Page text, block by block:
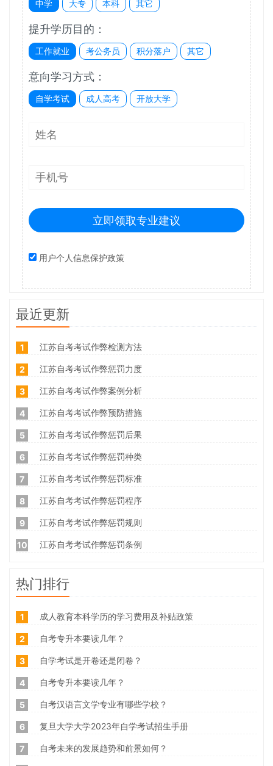
中学 大专 本科 其它
提升学历目的：
工作就业 考公务员 积分落户 其它
意向学习方式：
自学考试 成人高考 开放大学
立即领取专业建议
用户个人信息保护政策
最近更新
1 江苏自考考试作弊检测方法
2 江苏自考考试作弊惩罚力度
3 江苏自考考试作弊案例分析
4 江苏自考考试作弊预防措施
5 江苏自考考试作弊惩罚后果
6 江苏自考考试作弊惩罚种类
7 江苏自考考试作弊惩罚标准
8 江苏自考考试作弊惩罚程序
9 江苏自考考试作弊惩罚规则
10 江苏自考考试作弊惩罚条例
热门排行
1 成人教育本科学历的学习费用及补贴政策
2 自考专升本要读几年？
3 自学考试是开卷还是闭卷？
4 自考专升本要读几年？
5 自考汉语言文学专业有哪些学校？
6 复旦大学大学2023年自学考试招生手册
7 自考未来的发展趋势和前景如何？